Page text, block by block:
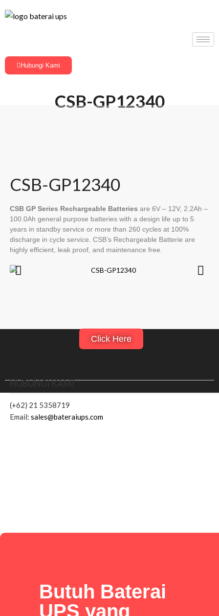
Hubungi Kami
CSB-GP12340
CSB-GP12340
CSB GP Series Rechargeable Batteries are 6V – 12V, 2.2Ah –
100.0Ah general purpose batteries with a design life up to 5
years in standby service or more than 260 cycles at 100%
discharge in cycle service. CSB’s Rechargeable Batterie are
highly efficient, leak proof, and maintenance free.
Click Here
HUBUNGI KAMI
(+62) 21 5358719
Email: sales@bateraiups.com
Butuh Baterai
UPS yang